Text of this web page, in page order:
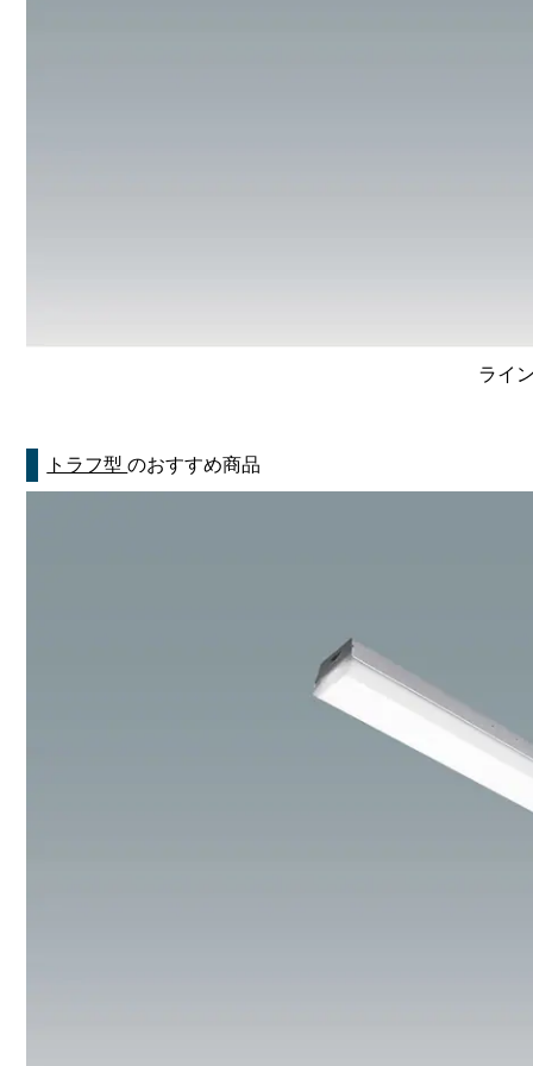
ライ
トラフ型のおすすめ商品